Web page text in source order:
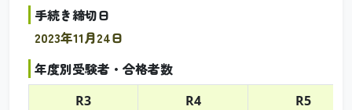
手続き締切日
2023年11月24日
年度別受験者・合格者数
R3 R4
R5